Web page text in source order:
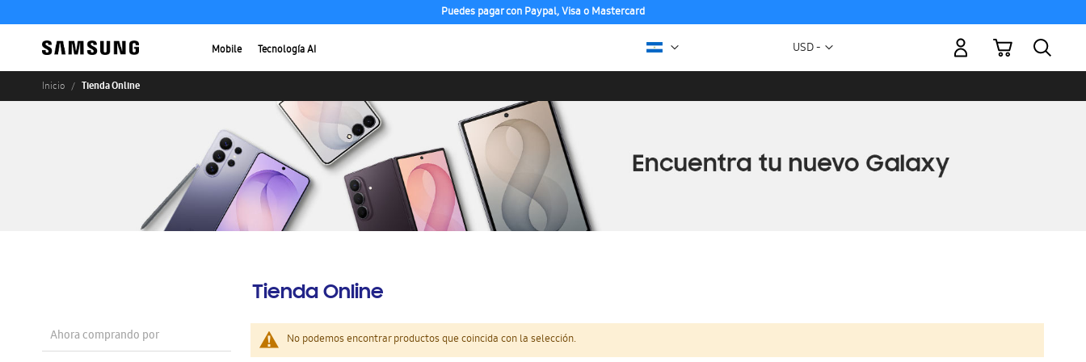
Puedes pagar con Paypal, Visa o Mastercard
Mobile Tecnología AI Moneda
USD -
Mi carrito
Inicio Tienda Online
Tienda Online
No podemos encontrar productos que coincida con la selección.
Ahora comprando por